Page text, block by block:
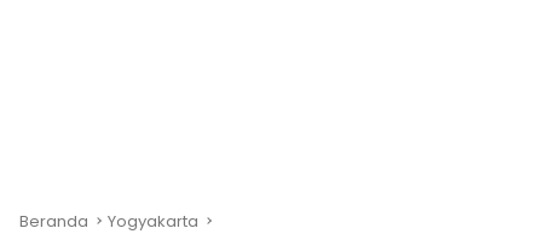
Beranda Yogyakarta